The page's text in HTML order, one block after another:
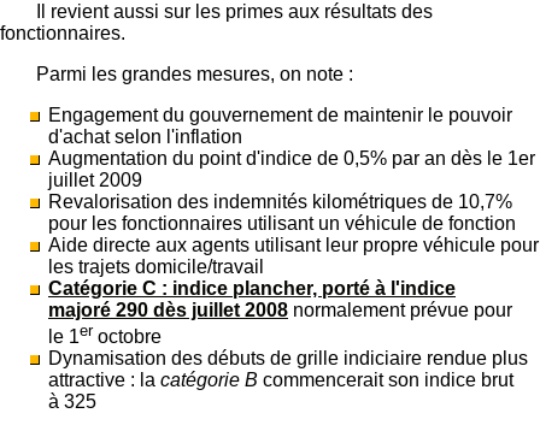
Il revient aussi sur les primes aux résultats des
fonctionnaires.
Parmi les grandes mesures, on note :
Engagement du gouvernement de maintenir le pouvoir
d'achat selon l'inflation
Augmentation du point d'indice de 0,5% par an dès le 1er
juillet 2009
Revalorisation des indemnités kilométriques de 10,7%
pour les fonctionnaires utilisant un véhicule de fonction
Aide directe aux agents utilisant leur propre véhicule pour
les trajets domicile/travail
Catégorie C : indice plancher, porté à l'indice
majoré 290 dès juillet 2008 normalement prévue pour
le 1er octobre
Dynamisation des débuts de grille indiciaire rendue plus
attractive : la catégorie B commencerait son indice brut
à 325